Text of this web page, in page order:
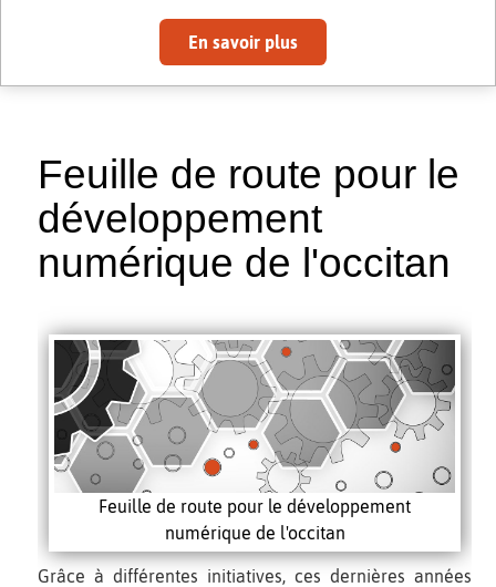
En savoir plus
Feuille de route pour le
développement
numérique de l'occitan
Feuille de route pour le développement
numérique de l'occitan
Grâce à différentes initiatives, ces dernières années